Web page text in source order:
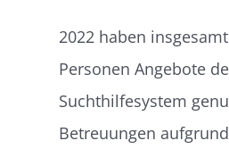
2022 haben
Personen Angebote
Suchthilfesystem
Betreuungen